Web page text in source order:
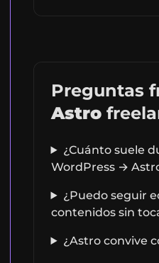
Preguntas
Astro
¿Cuánto suele
WordPress →
¿Puedo seguir
contenidos sin
¿Astro convive